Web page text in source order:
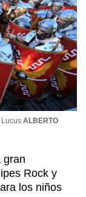
Lucus ALBERTO
gran
Rock y
los niños